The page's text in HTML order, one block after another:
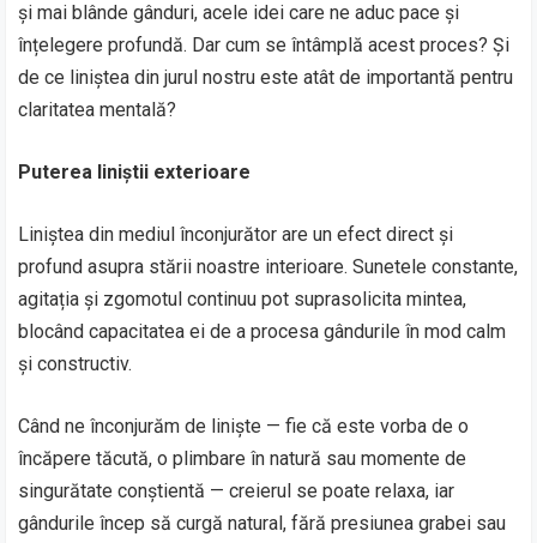
și mai blânde gânduri, acele idei care ne aduc pace și
înțelegere profundă. Dar cum se întâmplă acest proces? Și
de ce liniștea din jurul nostru este atât de importantă pentru
claritatea mentală?
Puterea liniștii exterioare
Liniștea din mediul înconjurător are un efect direct și
profund asupra stării noastre interioare. Sunetele constante,
agitația și zgomotul continuu pot suprasolicita mintea,
blocând capacitatea ei de a procesa gândurile în mod calm
și constructiv.
Când ne înconjurăm de liniște — fie că este vorba de o
încăpere tăcută, o plimbare în natură sau momente de
singurătate conștientă — creierul se poate relaxa, iar
gândurile încep să curgă natural, fără presiunea grabei sau